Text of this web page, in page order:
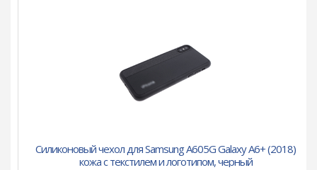
Силиконовый чехол для Samsung A605G Galaxy A6+ (2018)
кожа с текстилем и логотипом, черный